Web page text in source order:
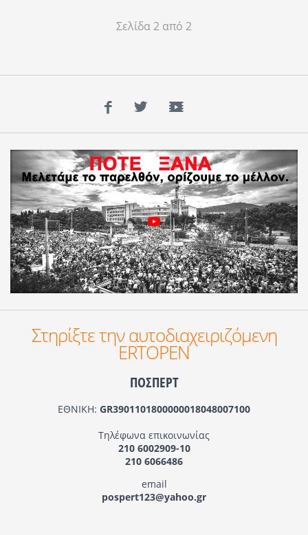
Σελίδα 2 από 2
Facebook
TwitterYouTube
Στηρίξτε την αυτοδιαχειριζόμενη
ERTOPEN
ΠΟΣΠΕΡΤ
ΕΘΝΙΚΗ: GR3901101800000018048007100
Τηλέφωνα επικοινωνίας
210 6002909-10
210 6066486
email
pospert123@yahoo.gr